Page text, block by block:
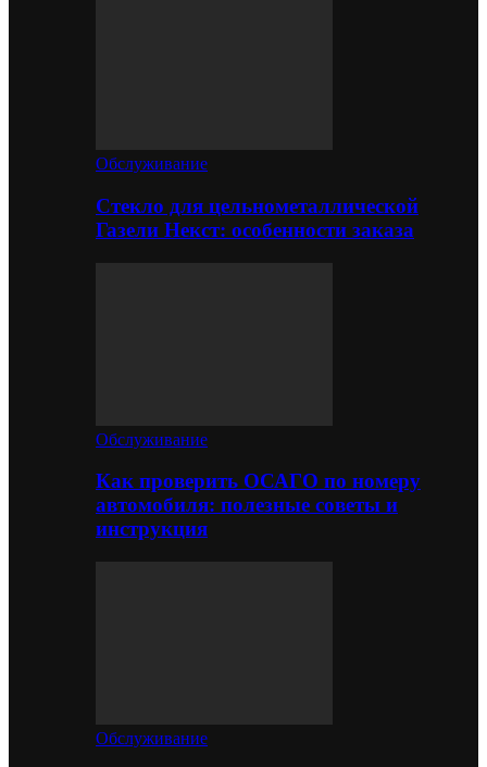
Обслуживание
Стекло для цельнометаллической
Газели Некст: особенности заказа
Обслуживание
Как проверить ОСАГО по номеру
автомобиля: полезные советы и
инструкция
Обслуживание